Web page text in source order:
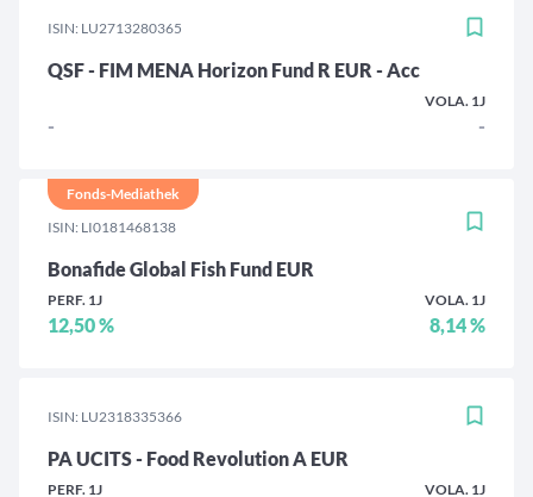
ISIN: LU2713280365
QSF - FIM MENA Horizon Fund R EUR - Acc
-
VOLA. 1J
-
ISIN: LI0181468138
Bonafide Global Fish Fund EUR
PERF. 1J
12,50 %
VOLA. 1J
8,14 %
Fonds-Mediathek
ISIN: LU2318335366
PA UCITS - Food Revolution A EUR
PERF. 1J VOLA. 1J